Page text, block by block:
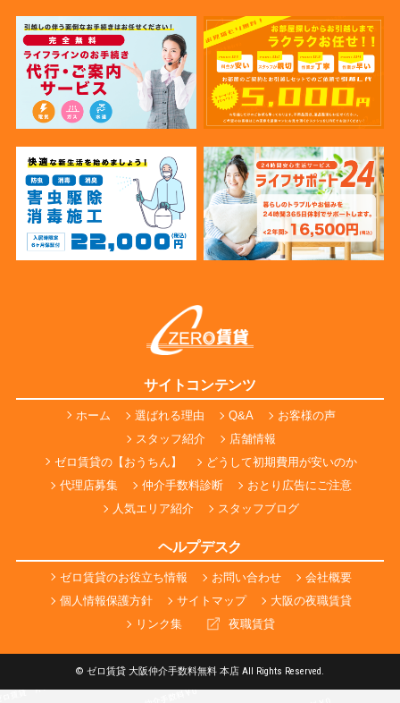
サイトコンテンツ
ホーム 選ばれる理由 Q&A
お客様の声
スタッフ紹介
店舗情報
ゼロ賃貸の【おうちん】
どうして初期費用が安いのか
代理店募集
仲介手数料診断
おとり広告にご注意
人気エリア紹介
スタッフブログ
ヘルプデスク
ゼロ賃貸のお役立ち情報 お問い合わせ
会社概要
個人情報保護方針
サイトマップ
大阪の夜職賃貸
リンク集
夜職賃貸
© ゼロ賃貸 大阪仲介手数料無料 本店 All Rights Reserved.